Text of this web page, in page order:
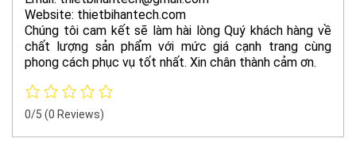
Website: thietbihantech.com
Chúng tôi cam kết sẽ làm hài lòng Quý khách hàng về
chất lượng sản phẩm với mức giá cạnh trang cùng
phong cách phục vụ tốt nhất. Xin chân thành cảm ơn.
0/5 (0 Reviews)